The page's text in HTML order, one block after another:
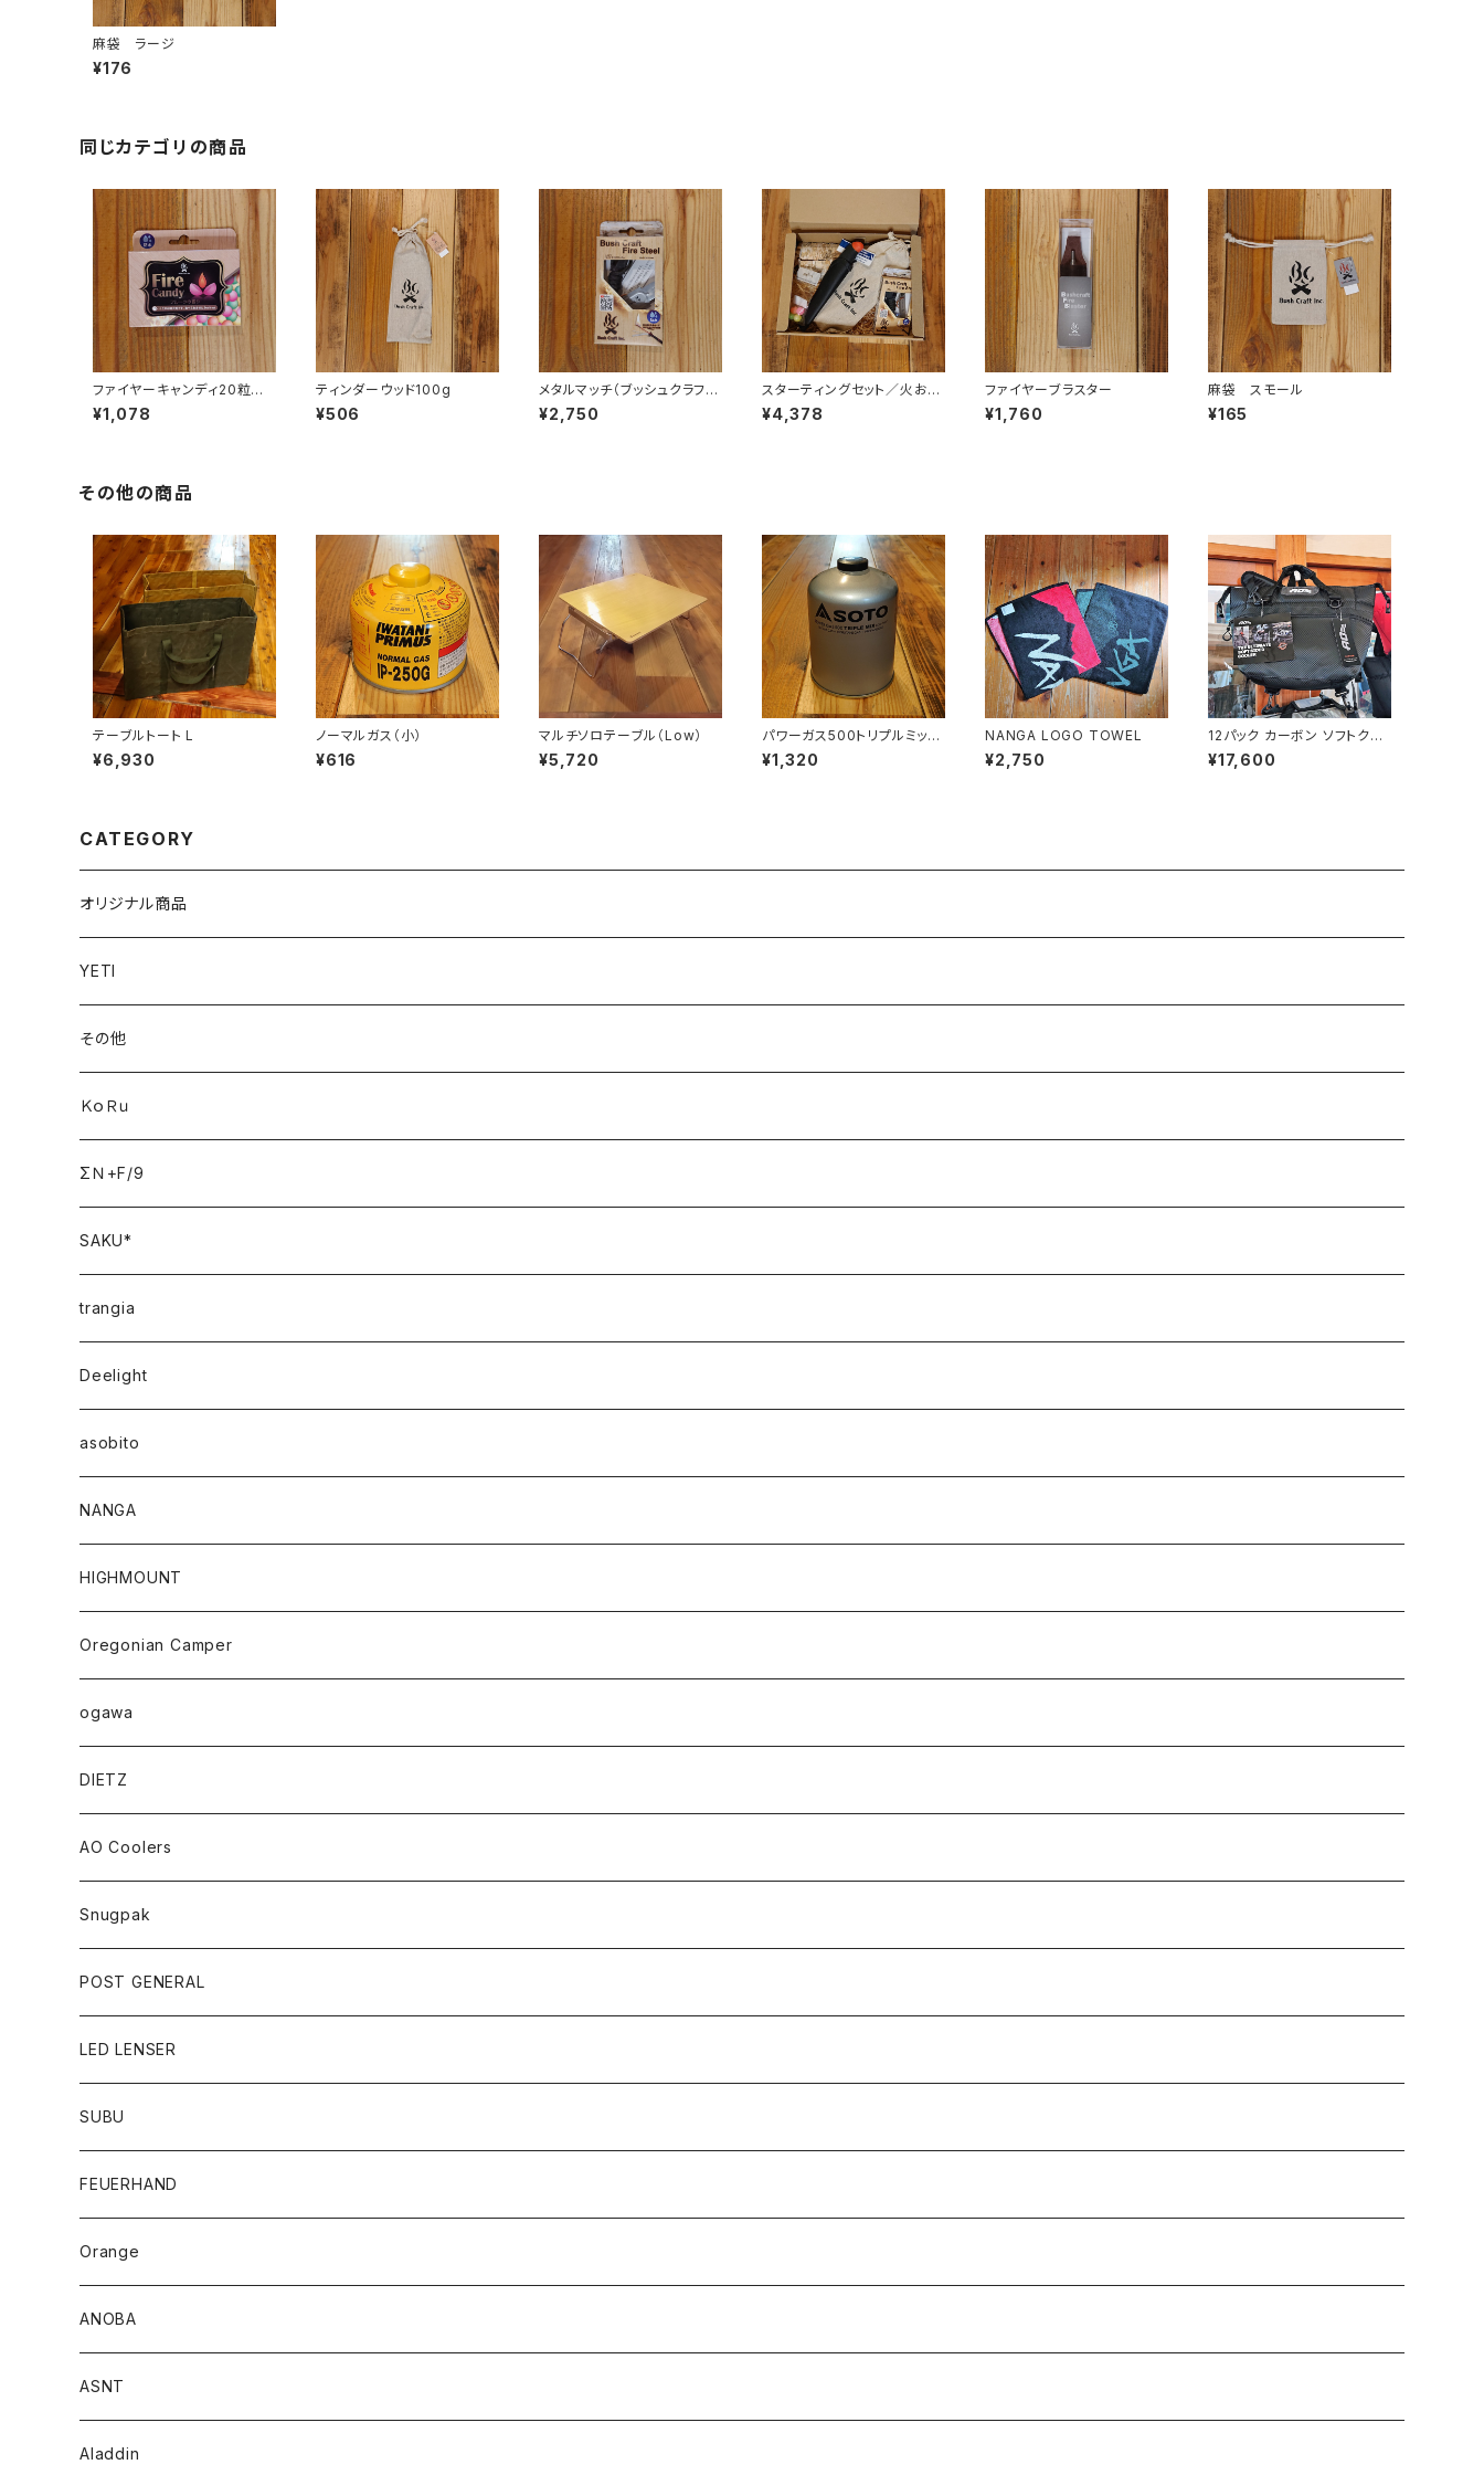
麻袋 ラージ
¥176
同じカテゴリの商品
ファイヤーキャンディ20粒入
り
¥1,078
ティンダーウッド100g
¥506
メタルマッチ（ブッシュクラフ
ト・ファイヤースチール）
¥2,750
スターティングセット／火おこ
しセット・ルーキーナイフあり
¥4,378
ファイヤーブラスター
¥1,760
麻袋 スモール
¥165
その他の商品
テーブルトート L
¥6,930
ノーマルガス（小）
¥616
マルチソロテーブル（Low）
¥5,720
パワーガス500トリプルミック
ス
¥1,320
NANGA LOGO TOWEL
¥2,750
12パック カーボン ソフトクー
ラー
¥17,600
CATEGORY
オリジナル商品
YETI
その他
ＫｏＲｕ
ΣＮ+F/9
SAKU*
trangia
Deelight
asobito
NANGA
HIGHMOUNT
Oregonian Camper
ogawa
DIETZ
AO Coolers
Snugpak
POST GENERAL
LED LENSER
SUBU
FEUERHAND
Orange
ANOBA
ASNT
Aladdin